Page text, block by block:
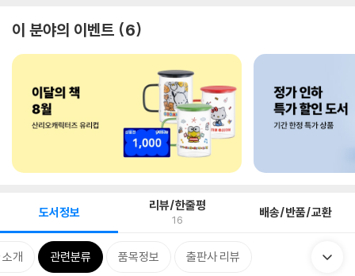
이 분야의 이벤트 6
도서정보 리뷰/한줄평
16 배송/반품/교환
개 관련분류 품목정보 출판사 리뷰